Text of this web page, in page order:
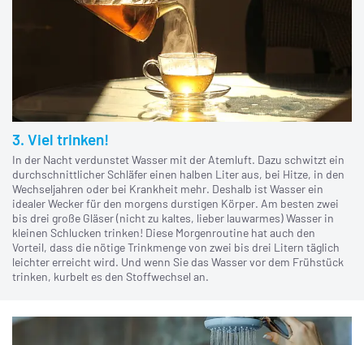
3. Viel trinken!
In der Nacht verdunstet Wasser mit der Atemluft. Dazu schwitzt ein
durchschnittlicher Schläfer einen halben Liter aus, bei Hitze, in den
Wechseljahren oder bei Krankheit mehr. Deshalb ist Wasser ein
idealer Wecker für den morgens durstigen Körper. Am besten zwei
bis drei große Gläser (nicht zu kaltes, lieber lauwarmes) Wasser in
kleinen Schlucken trinken! Diese Morgenroutine hat auch den
Vorteil, dass die nötige Trinkmenge von zwei bis drei Litern täglich
leichter erreicht wird. Und wenn Sie das Wasser vor dem Frühstück
trinken, kurbelt es den Stoffwechsel an.